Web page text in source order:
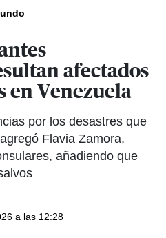
afectados
en Venezuela
por los desastres que
Flavia Zamora,
añadiendo que
a las 12:28